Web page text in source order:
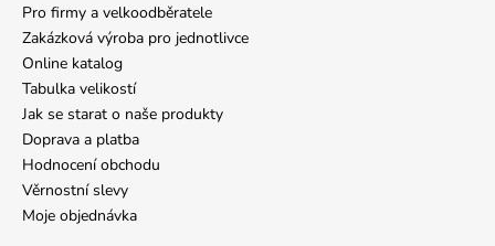
Pro firmy a velkoodběratele
Zakázková výroba pro jednotlivce
Online katalog
Tabulka velikostí
Jak se starat o naše produkty
Doprava a platba
Hodnocení obchodu
Věrnostní slevy
Moje objednávka